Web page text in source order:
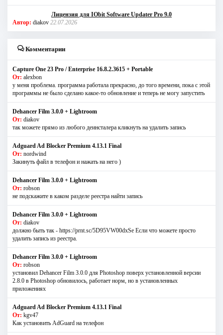
Лицензия для IObit Software Updater Pro 9.0
Автор: diakov 22.07.2026
Комментарии
Capture One 23 Pro / Enterprise 16.8.2.3615 + Portable
От: alexbon
у меня проблема. программа работала прекрасно, до того времени, пока с этой
программы не было сделано какое-то обновление и теперь не могу запустить
Dehancer Film 3.0.0 + Lightroom
От: diakov
так можете прямо из любого деинсталера кликнуть на удалить запись
Adguard Ad Blocker Premium 4.13.1 Final
От: nordwind
Закинуть файл в телефон и нажать на него )
Dehancer Film 3.0.0 + Lightroom
От: robson
не подскажите в каком разделе реестра найти запись
Dehancer Film 3.0.0 + Lightroom
От: diakov
должно быть так - https://prnt.sc/5D95VW00dxSe Если что можете просто
удалить запись из реестра.
Dehancer Film 3.0.0 + Lightroom
От: robson
установил Dehancer Film 3.0.0 для Photoshop поверх установленной версии
2.8.0 в Photoshop обновилось, работает норм, но в установленных
приложениях
Adguard Ad Blocker Premium 4.13.1 Final
От: kgv47
Как установить AdGuard на телефон